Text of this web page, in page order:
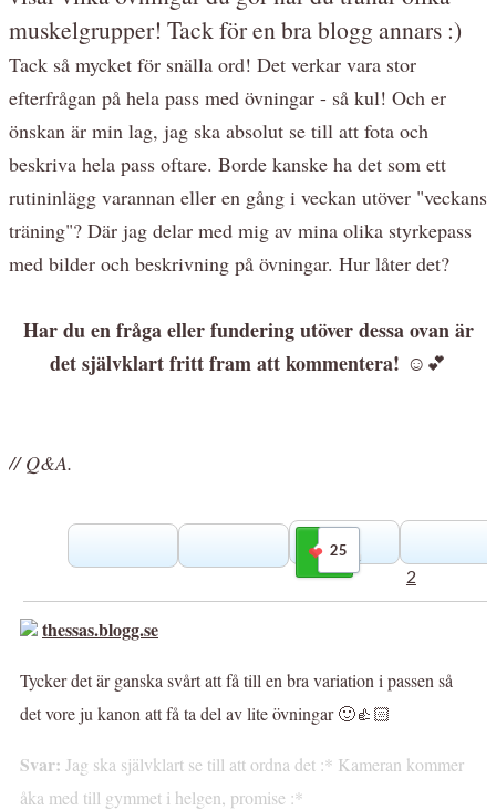
muskelgrupper! Tack för en bra blogg annars :)
Tack så mycket för snälla ord! Det verkar vara stor
efterfrågan på hela pass med övningar - så kul! Och er
önskan är min lag, jag ska absolut se till att fota och
beskriva hela pass oftare. Borde kanske ha det som ett
rutininlägg varannan eller en gång i veckan utöver "veckans
träning"? Där jag delar med mig av mina olika styrkepass
med bilder och beskrivning på övningar. Hur låter det?
Har du en fråga eller fundering utöver dessa ovan är
det självklart fritt fram att kommentera! ☺️💕
// Q&A.
25
Gilla
2
thessas.blogg.se
Tycker det är ganska svårt att få till en bra variation i passen så
det vore ju kanon att få ta del av lite övningar 🙂👍🏻
Svar: Jag ska självklart se till att ordna det :* Kameran kommer
åka med till gymmet i helgen, promise :*